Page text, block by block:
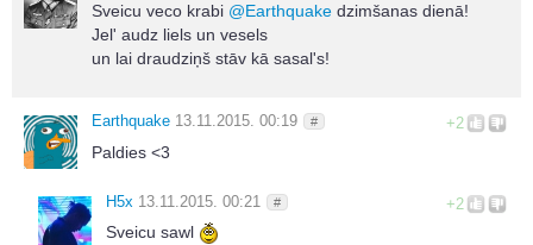
Sveicu veco krabi @Earthquake dzimšanas dienā!
Jel' audz liels un vesels
un lai draudziņš stāv kā sasal's!
+2
Earthquake 13.11.2015. 00:19 #
Paldies <3
+2
H5x 13.11.2015. 00:21 #
Sveicu sawl